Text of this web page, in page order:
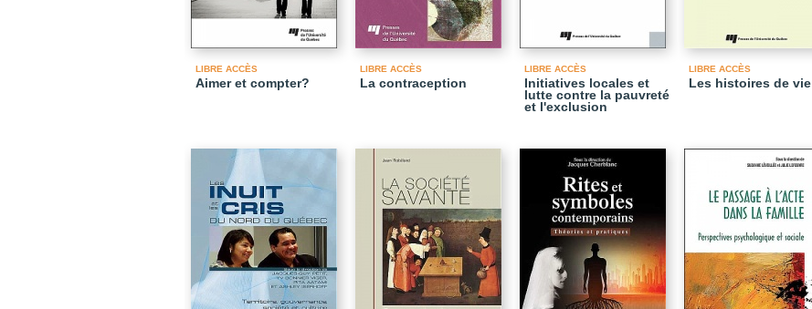
LIBRE ACCÈS
Aimer et compter?
LIBRE ACCÈS
La contraception
LIBRE ACCÈS
Initiatives locales et
lutte contre la pauvreté
et l'exclusion
LIBRE ACCÈS
Les histoires de vie